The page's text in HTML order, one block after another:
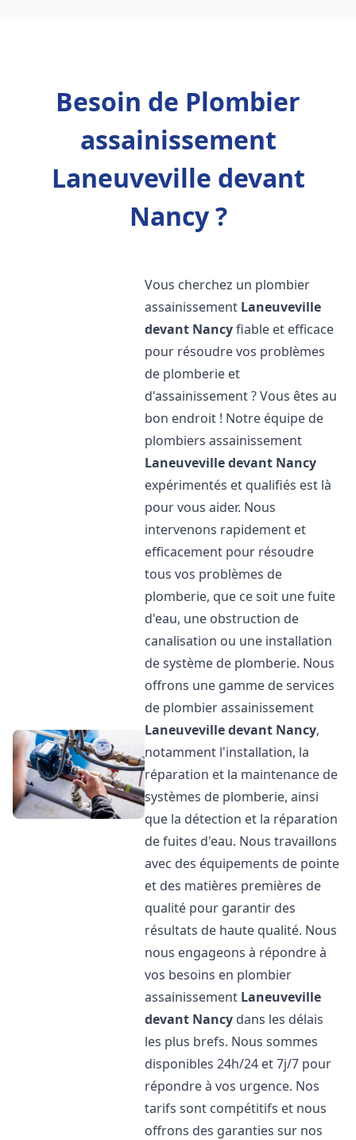
Besoin de Plombier
assainissement
Laneuveville devant
Nancy ?
Vous cherchez un plombier
assainissement Laneuveville
devant Nancyfiable et efficace
pour résoudre vos problèmes
de plomberie et
d'assainissement ? Vous êtes au
bon endroit ! Notre équipe de
plombiers assainissement
Laneuveville devant Nancy
expérimentés et qualifiés est là
pour vous aider. Nous
intervenons rapidement et
efficacement pour résoudre
tous vos problèmes de
plomberie, que ce soit une fuite
d'eau, une obstruction de
canalisation ou une installation
de système de plomberie. Nous
offrons une gamme de services
de plombier assainissement
Laneuveville devant Nancy,
notamment l'installation, la
réparation et la maintenance de
systèmes de plomberie, ainsi
que la détection et la réparation
de fuites d'eau. Nous travaillons
avec des équipements de pointe
et des matières premières de
qualité pour garantir des
résultats de haute qualité. Nous
nous engageons à répondre à
vos besoins en plombier
assainissement Laneuveville
devant Nancy dans les délais
les plus brefs. Nous sommes
disponibles 24h/24 et 7j/7 pour
répondre à vos urgence. Nos
tarifs sont compétitifs et nous
offrons des garanties sur nos